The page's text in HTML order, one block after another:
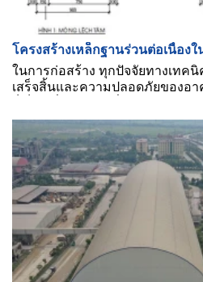
โครงสร้างเหล็กฐานร่วนต่อเนื่อง
ในการก่อสร้าง ทุกปัจจัยทางเทค
เสร็จสิ้นและความปลอดภัยของอา